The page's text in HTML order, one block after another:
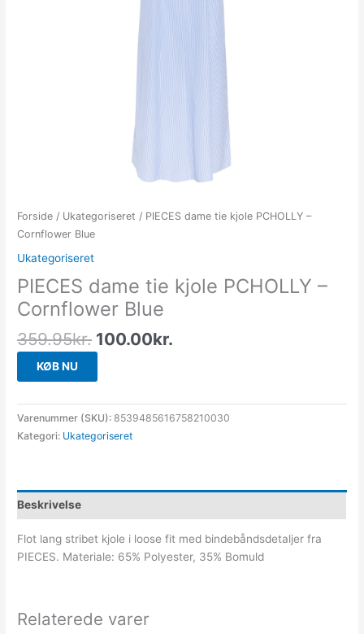
Forside / Ukategoriseret / PIECES dame tie kjole PCHOLLY –
Cornflower Blue
Ukategoriseret
PIECES dame tie kjole PCHOLLY –
Cornflower Blue
359.95kr. 100.00kr.
KØB NU
Varenummer (SKU):8539485616758210030
Kategori: Ukategoriseret
Beskrivelse
Flot lang stribet kjole i loose fit med bindebåndsdetaljer fra
PIECES. Materiale: 65% Polyester, 35% Bomuld
Relaterede varer